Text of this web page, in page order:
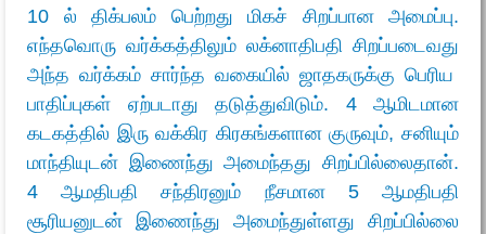
10 ல் திக்பலம் பெற்றது மிகச் சிறப்பான அமைப்பு.
எந்தவொரு வர்க்கத்திலும் லக்னாதிபதி சிறப்படைவது
அந்த வர்க்கம் சார்ந்த வகையில் ஜாதகருக்கு பெரிய
பாதிப்புகள் ஏற்படாது தடுத்துவிடும். 4 ஆமிடமான
கடகத்தில் இரு வக்கிர கிரகங்களான குருவும், சனியும்
மாந்தியுடன் இணைந்து அமைந்தது சிறப்பில்லைதான்.
4 ஆமதிபதி சந்திரனும் நீசமான 5 ஆமதிபதி
சூரியனுடன் இணைந்து அமைந்துள்ளது சிறப்பில்லை